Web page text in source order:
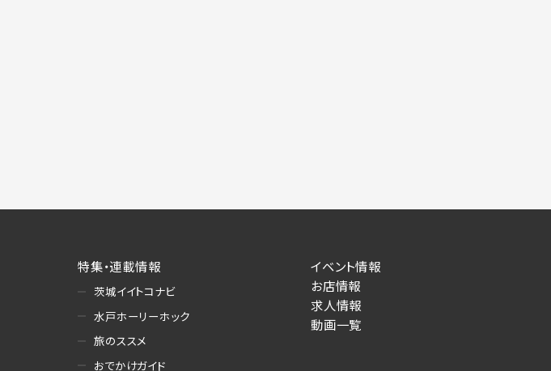
特集・連載情報
茨城イイトコナビ
水戸ホーリーホック
旅のススメ
おでかけガイド
イベント情報
お店情報
求人情報
動画一覧